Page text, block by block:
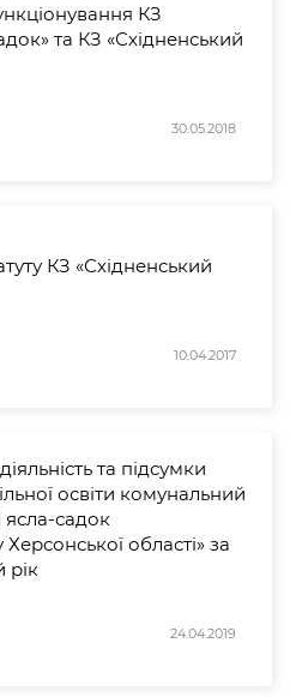
КЗ
та КЗ «Східненський
30.05.2018
КЗ «Східненський
10.04.2017
та підсумки
освіти комунальний
ясла-садок
області» за
рік
24.04.2019